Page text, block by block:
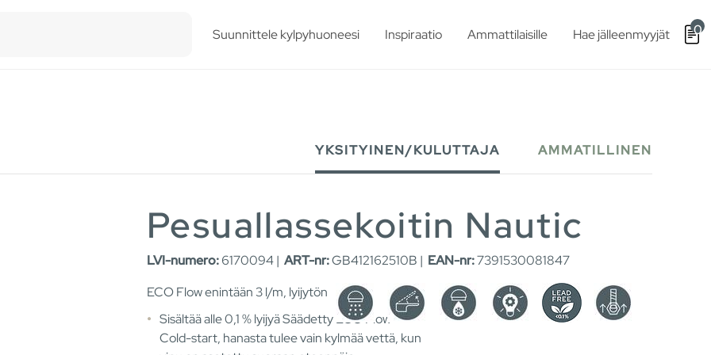
Suunnittele kylpyhuoneesi Inspiraatio Ammattilaisille Hae jälleenmyyjät 0
YKSITYINEN/KULUTTAJA AMMATILLINEN
Pesuallassekoitin Nautic
LVI-numero:6170094 | ART-nr:GB412162510B | EAN-nr:7391530081847
ECO Flow enintään 3 l/m, lyijytön
Sisältää alle 0,1 % lyijyä Säädetty ECO Flow
Cold-start, hanasta tulee vain kylmää vettä, kun